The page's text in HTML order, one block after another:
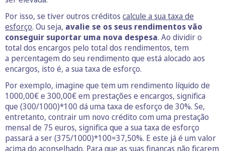
Por isso, se tiver outros créditos calcule a sua taxa de
esforço. Ou seja, avalie se os seus rendimentos vão
conseguir suportar uma nova despesa. Ao dividir o
total dos encargos pelo total dos rendimentos, tem
a percentagem do seu rendimento que está alocado aos
encargos, isto é, a sua taxa de esforço.
Por exemplo, imagine que tem um rendimento líquido de
1000,00€ e 300,00€ em prestações e encargos, significa
que (300/1000)*100 dá uma taxa de esforço de 30%. Se,
entretanto, contrair um novo crédito com uma prestação
mensal de 75 euros, significa que a sua taxa de esforço
passará a ser (375/1000)*100=37,50%. E este já é um valor
acima do aconselhado. Para que as suas finanças não ficarem